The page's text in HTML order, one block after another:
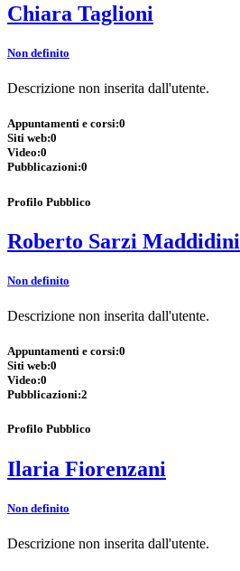
Chiara Taglioni
Non definito
Descrizione non inserita dall'utente.
Appuntamenti e corsi:0
Siti web:0
Video:0
Pubblicazioni:0
Profilo Pubblico
Roberto Sarzi Maddidini
Non definito
Descrizione non inserita dall'utente.
Appuntamenti e corsi:0
Siti web:0
Video:0
Pubblicazioni:2
Profilo Pubblico
Ilaria Fiorenzani
Non definito
Descrizione non inserita dall'utente.